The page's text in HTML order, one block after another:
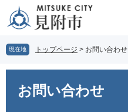
の
先
頭
ー
を
飛
現在地 トップページ > お問い合わせ
お問い合わせ